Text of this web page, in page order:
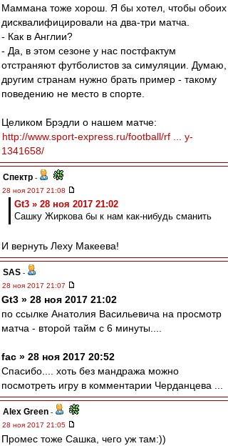
Маммана тоже хорош. Я бы хотел, чтобы обоих
дисквалифицировали на два-три матча.
- Как в Англии?
- Да, в этом сезоне у нас постфактум
отстраняют футболистов за симуляции. Думаю,
другим странам нужно брать пример - такому
поведению не место в спорте.
Целиком Брэдли о нашем матче:
http://www.sport-express.ru/football/rf ... y-
1341658/
Спектр -
28 ноя 2017 21:08
Gt3 » 28 ноя 2017 21:02
Сашку Жиркова бы к нам как-нибудь сманить
И вернуть Леху Макеева!
SAS -
28 ноя 2017 21:07
Gt3 » 28 ноя 2017 21:02
по ссылке Анатолия Васильевича на просмотр
матча - второй тайм с 6 минуты....
fac » 28 ноя 2017 20:52
Спасибо.... хоть без мандража можно
посмотреть игру в комментарии Черданцева ...
Alex Green -
28 ноя 2017 21:05
Промес тоже Сашка, чего уж там:))